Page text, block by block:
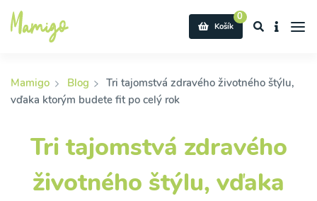
0
Košík
Mamigo Blog
Tri tajomstvá zdravého životného štýlu,
vďaka ktorým budete fit po celý rok
Tri tajomstvá zdravého
životného štýlu, vďaka